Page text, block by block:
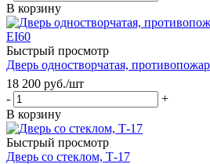
В корзину
Быстрый просмотр
Дверь одностворчатая,
18 200 руб./шт
-
+
В корзину
Быстрый просмотр
Дверь со стеклом, Т-17